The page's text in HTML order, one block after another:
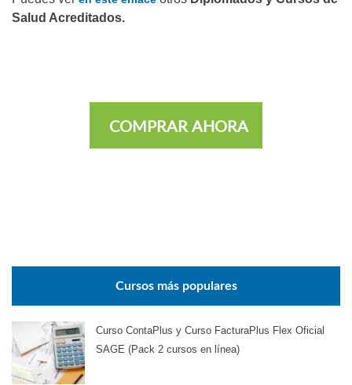
Salud Acreditados.
COMPRAR AHORA
Cursos más populares
Curso ContaPlus y Curso FacturaPlus Flex Oficial
SAGE (Pack 2 cursos en línea)